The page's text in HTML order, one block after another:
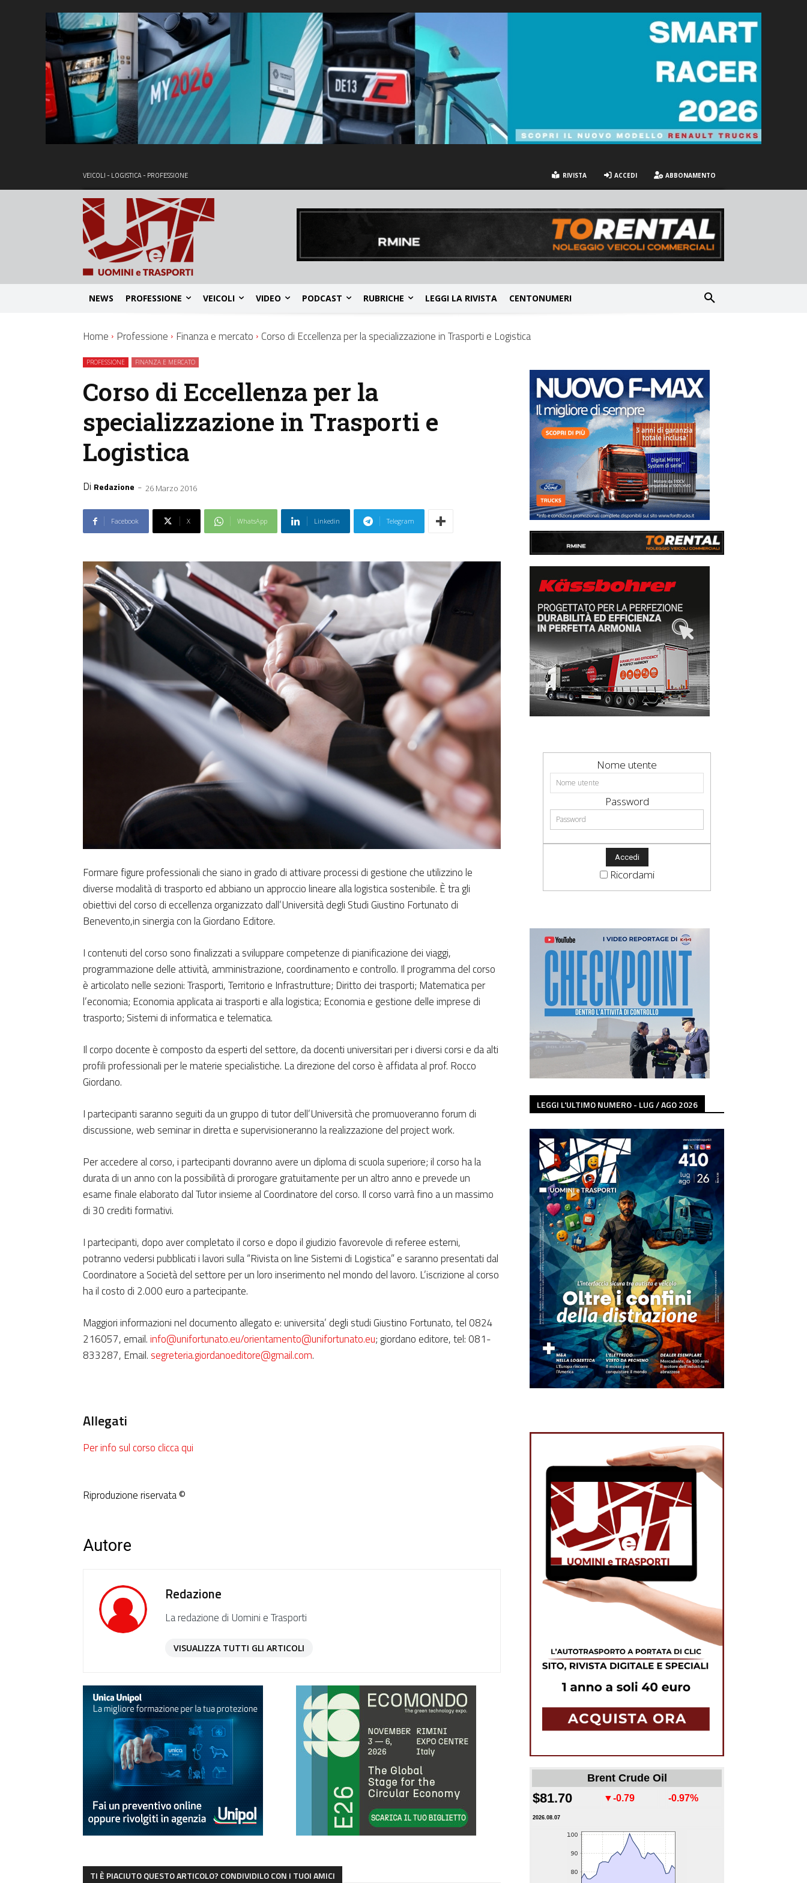
VEICOLI - LOGISTICA - PROFESSIONE RIVISTA ACCEDI ABBONAMENTO
NEWS PROFESSIONE VEICOLI VIDEO PODCAST RUBRICHE LEGGI LA RIVISTA CENTONUMERI
Home Professione Finanza e mercato Corso di Eccellenza per la specializzazione in Trasporti e Logistica
PROFESSIONE FINANZA E MERCATO
Corso di Eccellenza per la
specializzazione in Trasporti e
Logistica
Di Redazione - 26 Marzo 2016
Facebook X WhatsApp Linkedin Telegram
Formare figure professionali che siano in grado di attivare processi di gestione che utilizzino le
diverse modalità di trasporto ed abbiano un approccio lineare alla logistica sostenibile. È tra gli
obiettivi del corso di eccellenza organizzato dall’Università degli Studi Giustino Fortunato di
Benevento,in sinergia con la Giordano Editore.
I contenuti del corso sono finalizzati a sviluppare competenze di pianificazione dei viaggi,
programmazione delle attività, amministrazione, coordinamento e controllo. Il programma del corso
è articolato nelle sezioni: Trasporti, Territorio e Infrastrutture; Diritto dei trasporti; Matematica per
l’economia; Economia applicata ai trasporti e alla logistica; Economia e gestione delle imprese di
trasporto; Sistemi di informatica e telematica.
Il corpo docente è composto da esperti del settore, da docenti universitari per i diversi corsi e da alti
profili professionali per le materie specialistiche. La direzione del corso è affidata al prof. Rocco
Giordano.
I partecipanti saranno seguiti da un gruppo di tutor dell’Università che promuoveranno forum di
discussione, web seminar in diretta e supervisioneranno la realizzazione del project work.
Per accedere al corso, i partecipanti dovranno avere un diploma di scuola superiore; il corso ha la
durata di un anno con la possibilità di prorogare gratuitamente per un altro anno e prevede un
esame finale elaborato dal Tutor insieme al Coordinatore del corso. Il corso varrà fino a un massimo
di 30 crediti formativi.
I partecipanti, dopo aver completato il corso e dopo il giudizio favorevole di referee esterni,
potranno vedersi pubblicati i lavori sulla “Rivista on line Sistemi di Logistica” e saranno presentati dal
Coordinatore a Società del settore per un loro inserimento nel mondo del lavoro. L’iscrizione al corso
ha il costo di 2.000 euro a partecipante.
Maggiori informazioni nel documento allegato e: universita’ degli studi Giustino Fortunato, tel 0824
216057, email.info@unifortunato.eu/orientamento@unifortunato.eu; giordano editore, tel: 081-
833287, Email. segreteria.giordanoeditore@gmail.com.
Allegati
Per info sul corso clicca qui
Riproduzione riservata ©
Autore
Redazione
La redazione di Uomini e Trasporti
VISUALIZZA TUTTI GLI ARTICOLI
TI È PIACIUTO QUESTO ARTICOLO? CONDIVIDILO CON I TUOI AMICI
Nome utente
Password
Ricordami
LEGGI L'ULTIMO NUMERO - LUG / AGO 2026
Brent Crude Oil
$81.70 ▼-0.79 -0.97%
2026.08.07